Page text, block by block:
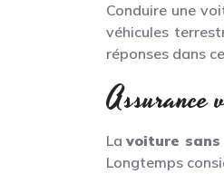
Conduire une
véhicules
réponses dans
Assurance
Lavoiture sans
Longtemps